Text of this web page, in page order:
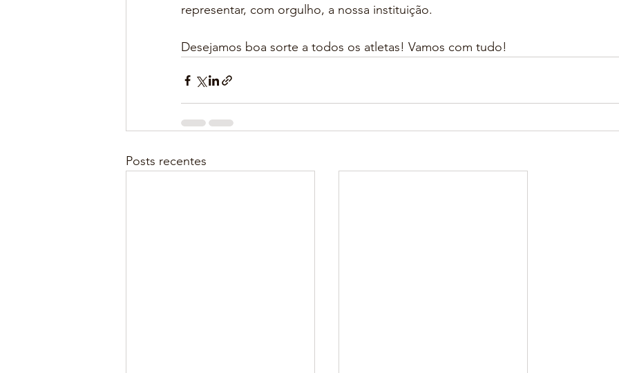
representar, com orgulho, a nossa instituição.
Desejamos boa sorte a todos os atletas! Vamos com tudo!
Posts recentes